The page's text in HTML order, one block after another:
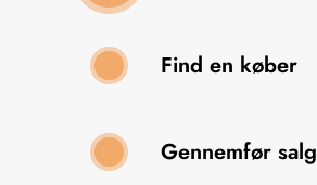
Find en køber
Gennemfør salg